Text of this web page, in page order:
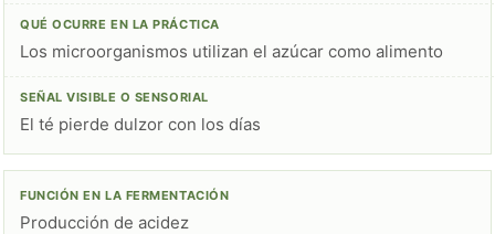
Los microorganismos utilizan el azúcar como alimento
El té pierde dulzor con los días
Producción de acidez